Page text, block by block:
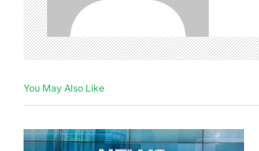
You May Also Like